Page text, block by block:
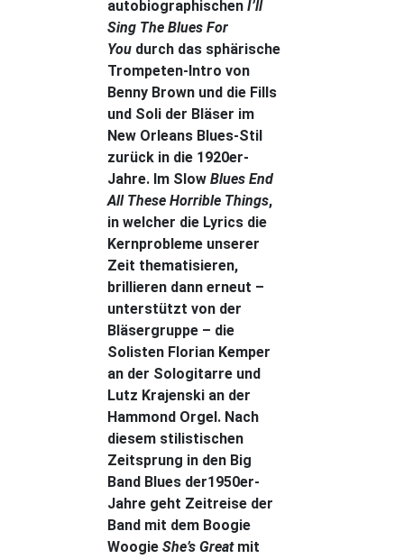
autobiographischen I’ll
Sing The Blues For
You durch das sphärische
Trompeten-Intro von
Benny Brown und die Fills
und Soli der Bläser im
New Orleans Blues-Stil
zurück in die 1920er-
Jahre. Im Slow Blues End
All These Horrible Things,
in welcher die Lyrics die
Kernprobleme unserer
Zeit thematisieren,
brillieren dann erneut –
unterstützt von der
Bläsergruppe – die
Solisten Florian Kemper
an der Sologitarre und
Lutz Krajenski an der
Hammond Orgel. Nach
diesem stilistischen
Zeitsprung in den Big
Band Blues der1950er-
Jahre geht Zeitreise der
Band mit dem Boogie
Woogie She’s Greatmit